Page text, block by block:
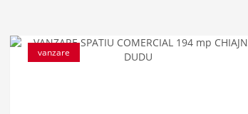
vanzare